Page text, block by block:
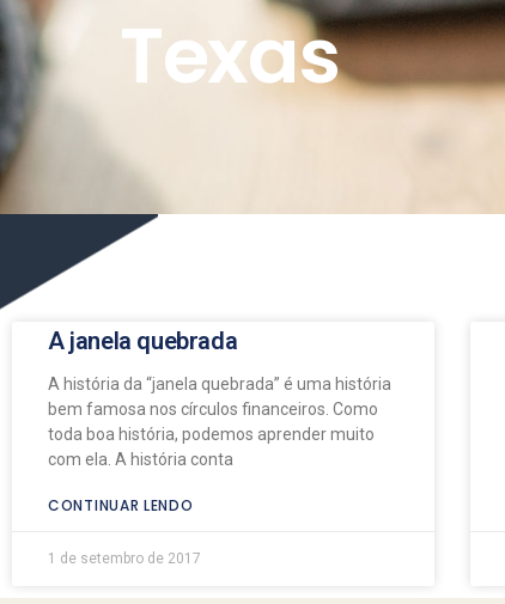
Texas
A janela quebrada
A história da “janela quebrada” é uma história
bem famosa nos círculos financeiros. Como
toda boa história, podemos aprender muito
com ela. A história conta
CONTINUAR LENDO
1 de setembro de 2017